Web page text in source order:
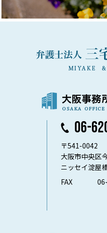
06-
〒541-0042
大阪市中央区
ニッセイ淀屋
FAX